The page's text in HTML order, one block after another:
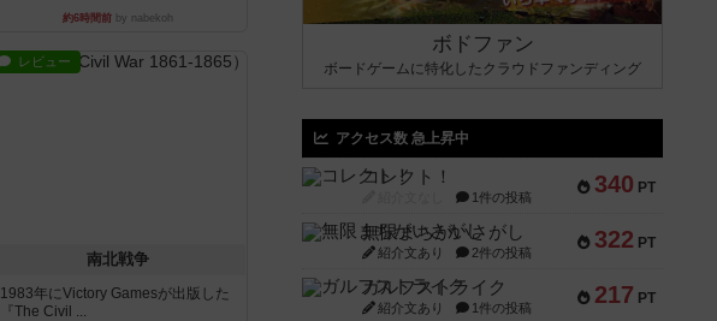
約6時間前 by nabekoh
レビュー
南北戦争
1983年にVictory Gamesが出版した
『The Civil ...
ボドファン
ボードゲームに特化したクラウドファンディング
アクセス数 急上昇中
340 PT
コレクト！
1件の投稿
322 PT
無限まちがいさがし
紹介文あり 2件の投稿
217 PT
ガルフストライク
紹介文あり 1件の投稿